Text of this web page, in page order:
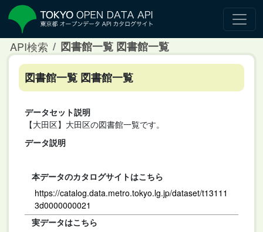
API検索 図書館一覧 図書館一覧
図書館一覧 図書館一覧
データセット説明
【大田区】大田区の図書館一覧です。
データ説明
本データのカタログサイトはこちら
https://catalog.data.metro.tokyo.lg.jp/dataset/t13111
3d0000000021
実データはこちら